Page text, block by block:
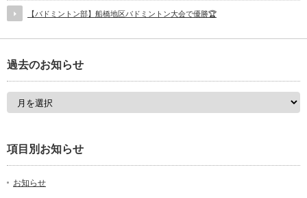
【バドミントン部】船橋地区バドミントン大会で優勝🏆
過去のお知らせ
項目別お知らせ
お知らせ